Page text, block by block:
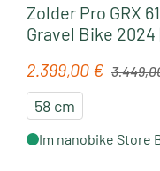
Zolder Pro GRX
Gravel Bike 2024
Verkaufspreis:
2.399,00 € Regulärer
58 cm
Im nanobike Store